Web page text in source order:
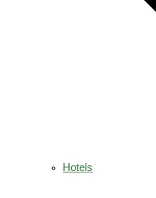
Hotels